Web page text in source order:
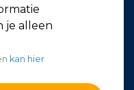
je alleen
kan hier